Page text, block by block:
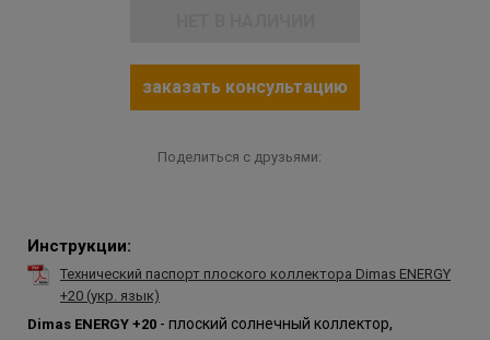
заказать консультацию
Поделиться с друзьями:
Инструкции:
Технический паспорт плоского коллектора Dimas ENERGY
+20 (укр. язык)
Dimas ENERGY +20 - плоский солнечный коллектор,